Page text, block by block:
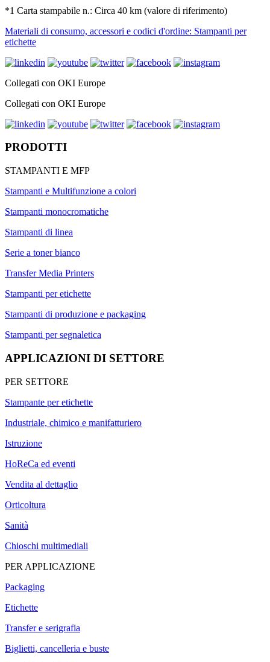
*1 Carta stampabile n.: Circa 40 km (valore di riferimento)
Materiali di consumo, accessori e codici d'ordine: Stampanti per
etichette
Collegati con OKI Europe
Collegati con OKI Europe
PRODOTTI
STAMPANTI E MFP
Stampanti e Multifunzione a colori
Stampanti monocromatiche
Stampanti di linea
Serie a toner bianco
Transfer Media Printers
Stampanti per etichette
Stampanti di produzione e packaging
Stampanti per segnaletica
APPLICAZIONI DI SETTORE
PER SETTORE
Stampante per etichette
Industriale, chimico e manifatturiero
Istruzione
HoReCa ed eventi
Vendita al dettaglio
Orticoltura
Sanità
Chioschi multimediali
PER APPLICAZIONE
Packaging
Etichette
Transfer e serigrafia
Biglietti, cancelleria e buste